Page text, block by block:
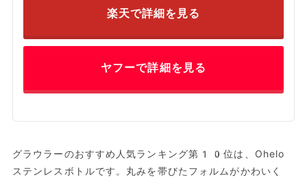
楽天で詳細を見る
ヤフーで詳細を見る
グラウラーのおすすめ人気ランキング第10位は、Ohelo
ステンレスボトルです。丸みを帯びたフォルムがかわいく